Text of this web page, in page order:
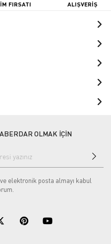
FIRSATI
ALIŞVERİŞ
OLMAK İÇİN
elektronik posta almayı kabul